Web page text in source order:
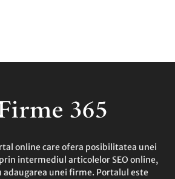
online care ofera posibilitatea unei
intermediul articolelor SEO online,
adaugarea unei firme. Portalul este